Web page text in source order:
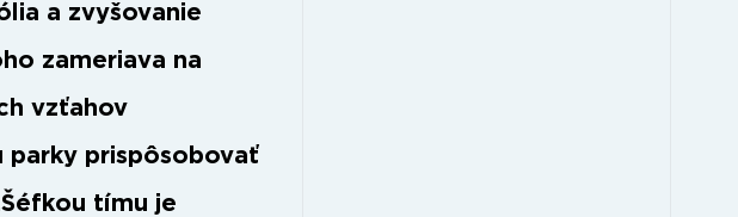
a zvyšovanie
zameriava na
vzťahov
parky prispôsobovať
tímu je